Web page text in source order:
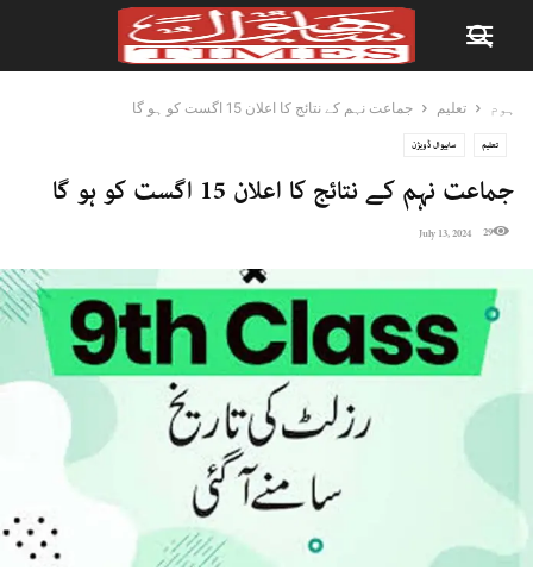
ہوم تعلیم جماعت نہم کے نتائج کا اعلان 15 اگست کو ہو گا
تعلیم ساہیوال ڈویژن
جماعت نہم کے نتائج کا اعلان 15 اگست کو ہو گا
July 13, 2024 29